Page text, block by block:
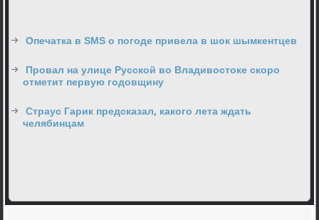
Опечатка в SMS о погоде привела в шок шымкентцев
Провал на улице Русской во Владивостоке скоро
отметит первую годовщину
Страус Гарик предсказал, какого лета ждать
челябинцам